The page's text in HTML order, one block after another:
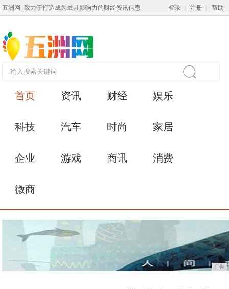
五洲网_致力于打造成为最具影响力的财经资讯信息 登录 注册 帮助
首页 资讯 财经 娱乐
科技 汽车 时尚 家居
企业 游戏 商讯 消费
微商
广告